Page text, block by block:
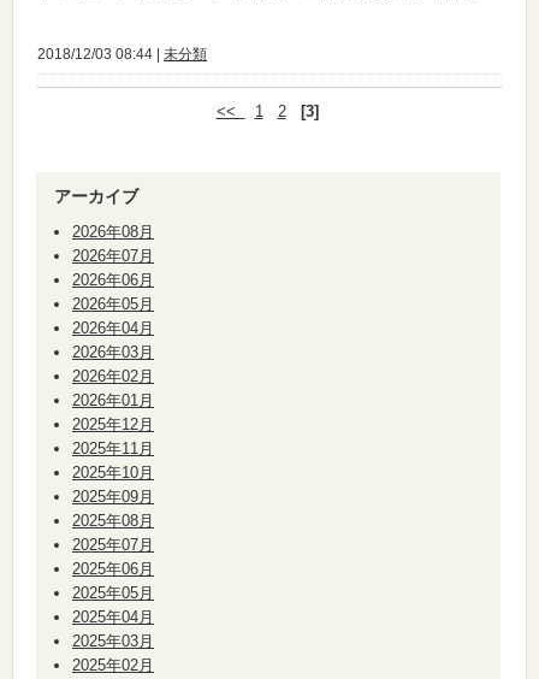
2018/12/03 08:44 | 未分類
<< 1 2 [3]
アーカイブ
2026年08月
2026年07月
2026年06月
2026年05月
2026年04月
2026年03月
2026年02月
2026年01月
2025年12月
2025年11月
2025年10月
2025年09月
2025年08月
2025年07月
2025年06月
2025年05月
2025年04月
2025年03月
2025年02月